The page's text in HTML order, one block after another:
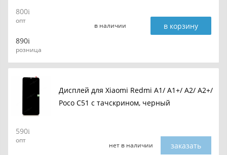
800
опт
890
розница
в наличии в корзину
Дисплей для Xiaomi Redmi A1/ A1+/ A2/ A2+/
Poco C51 с тачскрином, черный
590
опт
нет в наличии заказать